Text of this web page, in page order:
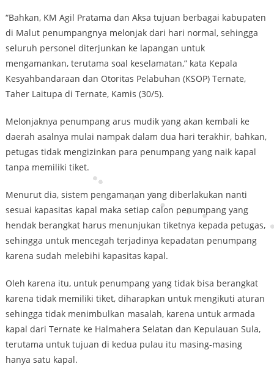
“Bahkan, KM Agil Pratama dan Aksa tujuan berbagai kabupaten
di Malut penumpangnya melonjak dari hari normal, sehingga
seluruh personel diterjunkan ke lapangan untuk
mengamankan, terutama soal keselamatan,” kata Kepala
Kesyahbandaraan dan Otoritas Pelabuhan (KSOP) Ternate,
Taher Laitupa di Ternate, Kamis (30/5).
Melonjaknya penumpang arus mudik yang akan kembali ke
daerah asalnya mulai nampak dalam dua hari terakhir, bahkan,
petugas tidak mengizinkan para penumpang yang naik kapal
tanpa memiliki tiket.
Menurut dia, sistem pengamanan yang diberlakukan nanti
sesuai kapasitas kapal maka setiap calon penumpang yang
hendak berangkat harus menunjukan tiketnya kepada petugas,
sehingga untuk mencegah terjadinya kepadatan penumpang
karena sudah melebihi kapasitas kapal.
Oleh karena itu, untuk penumpang yang tidak bisa berangkat
karena tidak memiliki tiket, diharapkan untuk mengikuti aturan
sehingga tidak menimbulkan masalah, karena untuk armada
kapal dari Ternate ke Halmahera Selatan dan Kepulauan Sula,
terutama untuk tujuan di kedua pulau itu masing-masing
hanya satu kapal.